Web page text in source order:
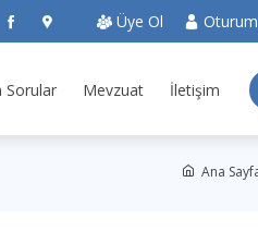
Üye Ol
Sorular Mevzuat İletişim
Ana